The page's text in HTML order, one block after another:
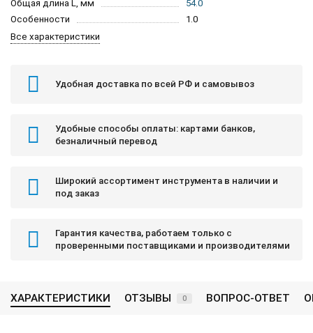
Общая длина L, мм
54.0
Особенности
1.0
Все характеристики
Удобная доставка по всей РФ и самовывоз
Удобные способы оплаты: картами банков,
безналичный перевод
Широкий ассортимент инструмента в наличии и
под заказ
Гарантия качества, работаем только с
проверенными поставщиками и производителями
ХАРАКТЕРИСТИКИ ОТЗЫВЫ 0 ВОПРОС-ОТВЕТ